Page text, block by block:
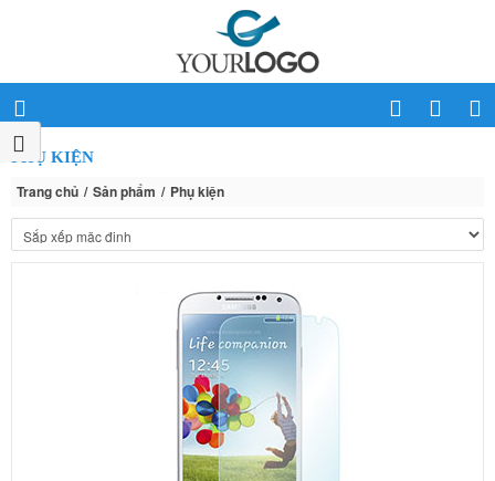
PHỤ KIỆN
Trang chủ Sản phẩm Phụ kiện